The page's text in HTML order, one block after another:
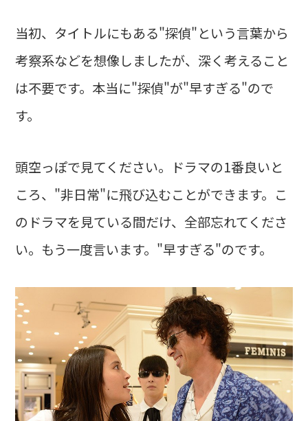
当初、タイトルにもある"探偵"という言葉から
考察系などを想像しましたが、深く考えること
は不要です。本当に"探偵"が"早すぎる"ので
す。
頭空っぽで見てください。ドラマの1番良いと
ころ、"非日常"に飛び込むことができます。こ
のドラマを見ている間だけ、全部忘れてくださ
い。もう一度言います。"早すぎる"のです。